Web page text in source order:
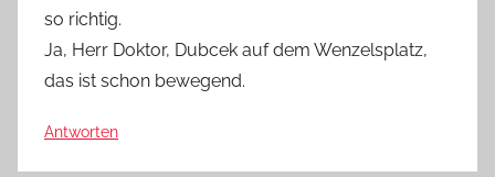
so richtig.
Ja, Herr Doktor, Dubcek auf dem Wenzelsplatz,
das ist schon bewegend.
Antworten